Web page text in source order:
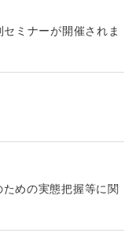
ミナーが開催されま
めの実態把握等に関